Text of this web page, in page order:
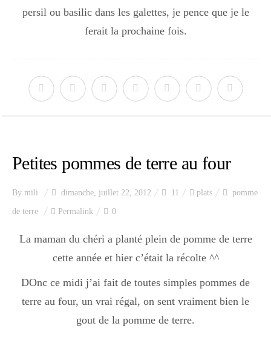
persil ou basilic dans les galettes, je pence que je le
ferait la prochaine fois.
Petites pommes de terre au four
By mili dimanche, juillet 22, 2012 11 plats pomme
de terre Permalink 0
La maman du chéri a planté plein de pomme de terre
cette année et hier c’était la récolte ^^
DOnc ce midi j’ai fait de toutes simples pommes de
terre au four, un vrai régal, on sent vraiment bien le
gout de la pomme de terre.